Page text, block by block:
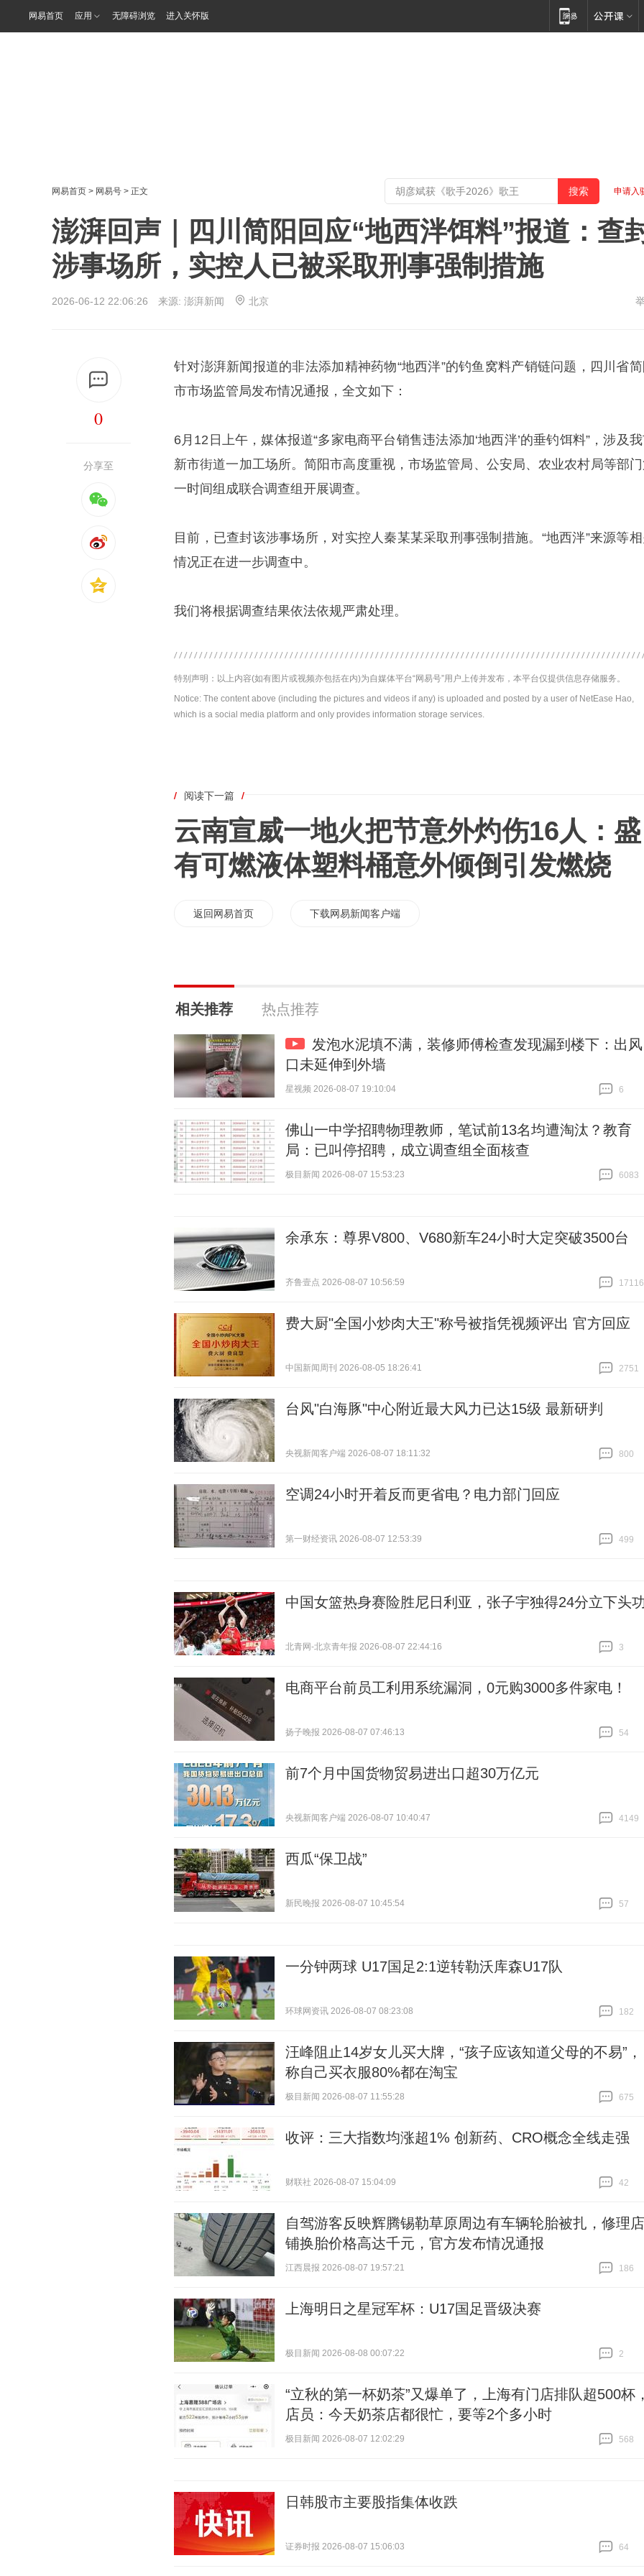
网易首页 应用 无障碍浏览 进入关怀版
网易首页 > 网易号 > 正文 申请入
澎湃回声｜四川简阳回应“地西泮饵料”报道：查
涉事场所，实控人已被采取刑事强制措施
2026-06-12 22:06:26 来源: 澎湃新闻 北京
0
分享至
针对澎湃新闻报道的非法添加精神药物“地西泮”的钓鱼窝料产销链问题，四川省
市市场监管局发布情况通报，全文如下：
6月12日上午，媒体报道“多家电商平台销售违法添加‘地西泮’的垂钓饵料”，涉及
新市街道一加工场所。简阳市高度重视，市场监管局、公安局、农业农村局等部
一时间组成联合调查组开展调查。
目前，已查封该涉事场所，对实控人秦某某采取刑事强制措施。“地西泮”来源等
情况正在进一步调查中。
我们将根据调查结果依法依规严肃处理。
特别声明：以上内容(如有图片或视频亦包括在内)为自媒体平台“网易号”用户上传并发布，本平台仅提供信息存储服务。
Notice: The content above (including the pictures and videos if any) is uploaded and posted by a user of NetEase Hao,
which is a social media platform and only provides information storage services.
/ 阅读下一篇 /
云南宣威一地火把节意外灼伤16人：盛
有可燃液体塑料桶意外倾倒引发燃烧
返回网易首页 下载网易新闻客户端
相关推荐 热点推荐
发泡水泥填不满，装修师傅检查发现漏到楼下：出风
口未延伸到外墙
星视频 2026-08-07 19:10:04
6
佛山一中学招聘物理教师，笔试前13名均遭淘汰？教育
局：已叫停招聘，成立调查组全面核查
极目新闻 2026-08-07 15:53:23
6083
余承东：尊界V800、V680新车24小时大定突破3500台
齐鲁壹点 2026-08-07 10:56:59
17116
费大厨"全国小炒肉大王"称号被指凭视频评出 官方回应
中国新闻周刊 2026-08-05 18:26:41
2751
台风"白海豚"中心附近最大风力已达15级 最新研判
央视新闻客户端 2026-08-07 18:11:32
800
空调24小时开着反而更省电？电力部门回应
第一财经资讯 2026-08-07 12:53:39
499
中国女篮热身赛险胜尼日利亚，张子宇独得24分立下头
北青网-北京青年报 2026-08-07 22:44:16
3
电商平台前员工利用系统漏洞，0元购3000多件家电！
扬子晚报 2026-08-07 07:46:13
54
前7个月中国货物贸易进出口超30万亿元
央视新闻客户端 2026-08-07 10:40:47
4149
西瓜“保卫战”
新民晚报 2026-08-07 10:45:54
57
一分钟两球 U17国足2:1逆转勒沃库森U17队
环球网资讯 2026-08-07 08:23:08
182
汪峰阻止14岁女儿买大牌，“孩子应该知道父母的不易”，
称自己买衣服80%都在淘宝
极目新闻 2026-08-07 11:55:28
675
收评：三大指数均涨超1% 创新药、CRO概念全线走强
财联社 2026-08-07 15:04:09
42
自驾游客反映辉腾锡勒草原周边有车辆轮胎被扎，修理店
铺换胎价格高达千元，官方发布情况通报
江西晨报 2026-08-07 19:57:21
186
上海明日之星冠军杯：U17国足晋级决赛
极目新闻 2026-08-08 00:07:22
2
“立秋的第一杯奶茶”又爆单了，上海有门店排队超500杯
店员：今天奶茶店都很忙，要等2个多小时
极目新闻 2026-08-07 12:02:29
568
日韩股市主要股指集体收跌
证券时报 2026-08-07 15:06:03
64